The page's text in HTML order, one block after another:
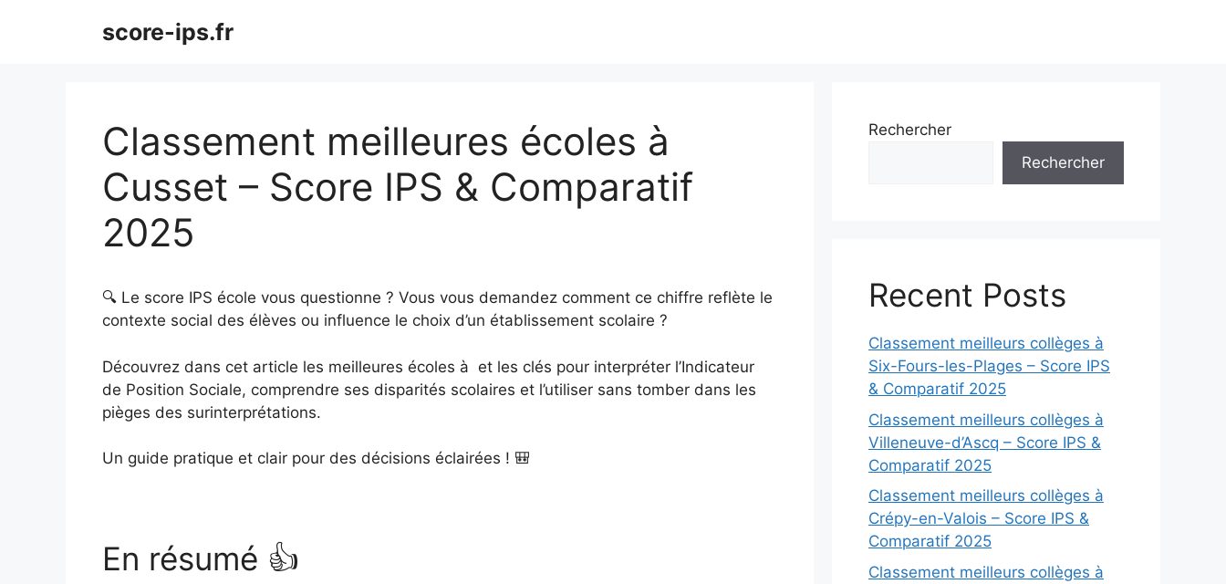
score-ips.fr
Classement meilleures écoles à
Cusset – Score IPS & Comparatif
2025
🔍 Le score IPS école vous questionne ? Vous vous demandez comment ce chiffre reflète le
contexte social des élèves ou influence le choix d’un établissement scolaire ?
Découvrez dans cet article les meilleures écoles à et les clés pour interpréter l’Indicateur
de Position Sociale, comprendre ses disparités scolaires et l’utiliser sans tomber dans les
pièges des surinterprétations.
Un guide pratique et clair pour des décisions éclairées ! 🎒
En résumé 👍
Rechercher
Rechercher
Recent Posts
Classement meilleurs collèges à
Six-Fours-les-Plages – Score IPS
& Comparatif 2025
Classement meilleurs collèges à
Villeneuve-d’Ascq – Score IPS &
Comparatif 2025
Classement meilleurs collèges à
Crépy-en-Valois – Score IPS &
Comparatif 2025
Classement meilleurs collèges à